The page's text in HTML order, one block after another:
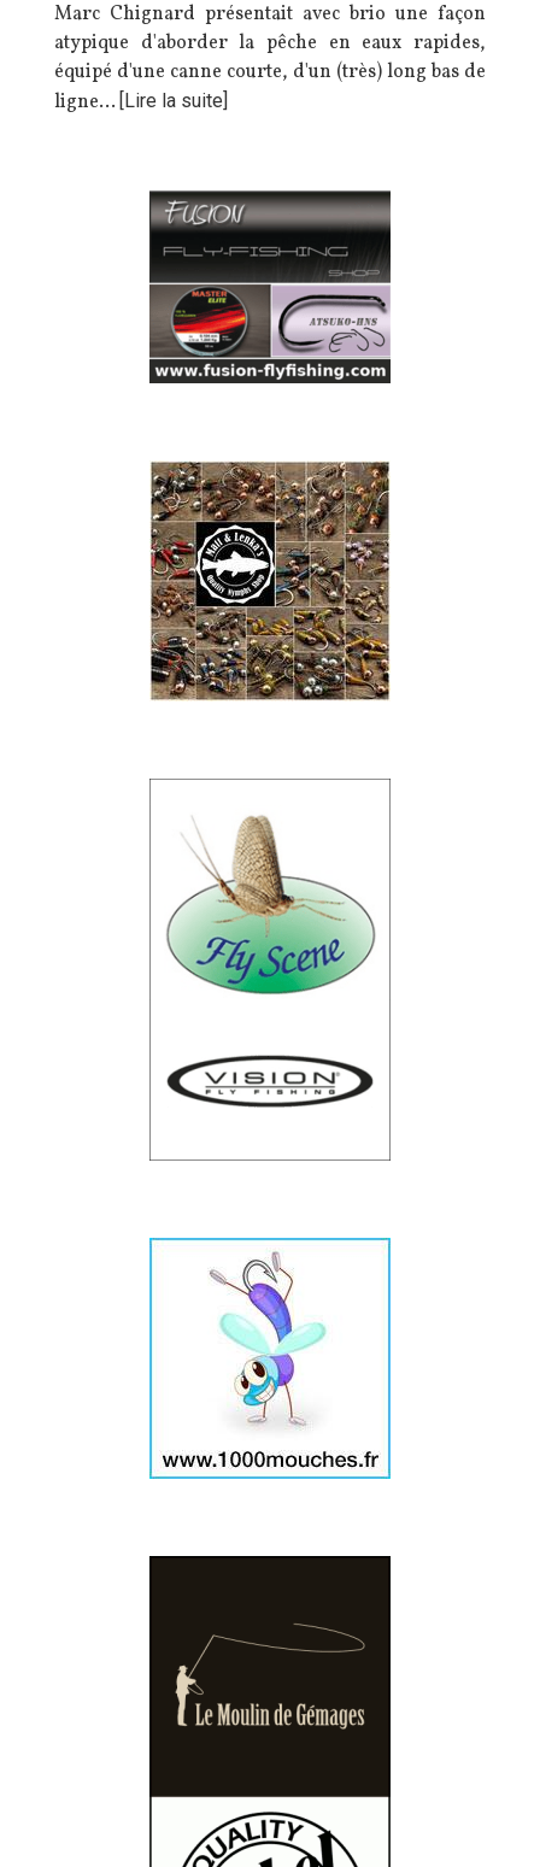
Marc Chignard présentait avec brio une façon
atypique d'aborder la pêche en eaux rapides,
équipé d'une canne courte, d'un (très) long bas de
ligne… [Lire la suite]